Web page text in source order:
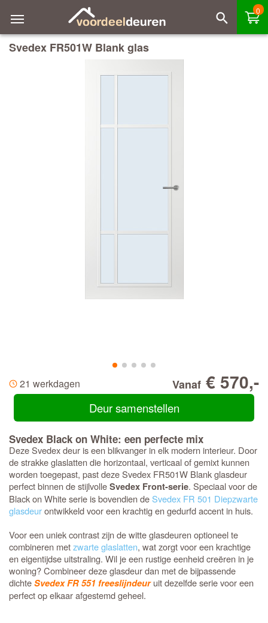
0
Svedex FR501W Blank glas
21 werkdagen Vanaf € 570,-
Deur samenstellen
Svedex Black on White: een perfecte mix
Deze Svedex deur is een blikvanger in elk modern interieur. Door
de strakke glaslatten die horizontaal, verticaal of gemixt kunnen
worden toegepast, past deze Svedex FR501W Blank glasdeur
perfect binnen de stijlvolleSvedex Front-serie. Speciaal voor de
Black on White serie is bovendien deSvedex FR 501 Diepzwarte
glasdeurontwikkeld voor een krachtig en gedurfd accent in huis.
Voor een uniek contrast zijn de witte glasdeuren optioneel te
combineren metzwarte glaslatten, wat zorgt voor een krachtige
en eigentijdse uitstraling. Wil je een rustige eenheid creëren in je
woning? Combineer deze glasdeur dan met de bijpassende
dichteSvedex FR 551 freeslijndeuruit dezelfde serie voor een
perfect op elkaar afgestemd geheel.